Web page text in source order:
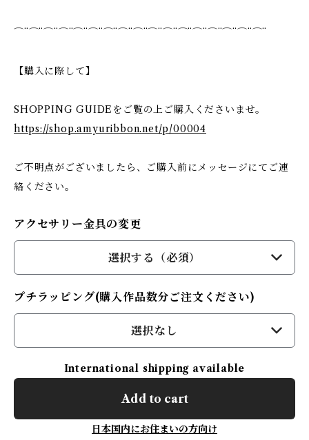
⌒¨⌒¨⌒¨⌒¨⌒¨⌒¨⌒¨⌒¨⌒¨⌒¨⌒¨⌒¨⌒¨⌒¨⌒¨⌒¨⌒¨
【購入に際して】
SHOPPING GUIDEをご覧の上ご購入くださいませ。
https://shop.amyuribbon.net/p/00004
ご不明点がございましたら、ご購入前にメッセージにてご連
絡ください。
アクセサリー金具の変更
選択する（必須）
プチラッピング(購入作品数分ご注文ください)
選択なし
International shipping available
Add to cart
日本国内にお住まいの方向け